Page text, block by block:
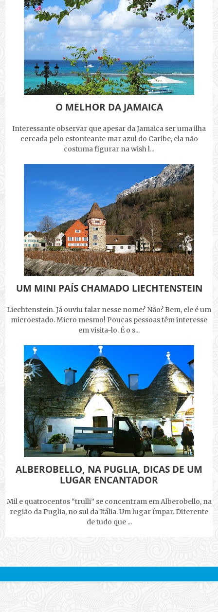
O MELHOR DA JAMAICA
Interessante observar que apesar da Jamaica ser uma ilha
cercada pelo estonteante mar azul do Caribe, ela não
costuma figurar na wish l...
UM MINI PAÍS CHAMADO LIECHTENSTEIN
Liechtenstein. Já ouviu falar nesse nome? Não? Bem, ele é um
microestado. Micro mesmo! Poucas pessoas têm interesse
em visita-lo. É o s...
ALBEROBELLO, NA PUGLIA, DICAS DE UM
LUGAR ENCANTADOR
Mil e quatrocentos “trulli” se concentram em Alberobello, na
região da Puglia, no sul da Itália. Um lugar ímpar. Diferente
de tudo que ...